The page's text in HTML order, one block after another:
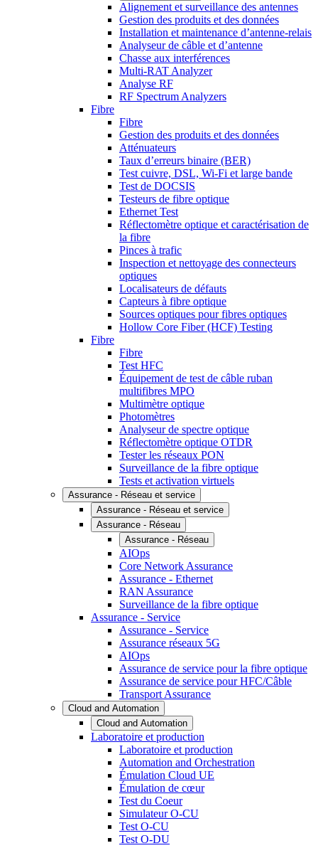
Alignement et surveillance des antennes
Gestion des produits et des données
Installation et maintenance d’antenne-relais
Analyseur de câble et d’antenne
Chasse aux interférences
Multi-RAT Analyzer
Analyse RF
RF Spectrum Analyzers
Fibre
Fibre
Gestion des produits et des données
Atténuateurs
Taux d’erreurs binaire (BER)
Test cuivre, DSL, Wi-Fi et large bande
Test de DOCSIS
Testeurs de fibre optique
Ethernet Test
Réflectomètre optique et caractérisation de
la fibre
Pinces à trafic
Inspection et nettoyage des connecteurs
optiques
Localisateurs de défauts
Capteurs à fibre optique
Sources optiques pour fibres optiques
Hollow Core Fiber (HCF) Testing
Fibre
Fibre
Test HFC
Équipement de test de câble ruban
multifibres MPO
Multimètre optique
Photomètres
Analyseur de spectre optique
Réflectomètre optique OTDR
Tester les réseaux PON
Surveillance de la fibre optique
Tests et activation virtuels
Assurance - Réseau et service
Assurance - Réseau et service
Assurance - Réseau
Assurance - Réseau
AIOps
Core Network Assurance
Assurance - Ethernet
RAN Assurance
Surveillance de la fibre optique
Assurance - Service
Assurance - Service
Assurance réseaux 5G
AIOps
Assurance de service pour la fibre optique
Assurance de service pour HFC/Câble
Transport Assurance
Cloud and Automation
Cloud and Automation
Laboratoire et production
Laboratoire et production
Automation and Orchestration
Émulation Cloud UE
Émulation de cœur
Test du Coeur
Simulateur O-CU
Test O-CU
Test O-DU